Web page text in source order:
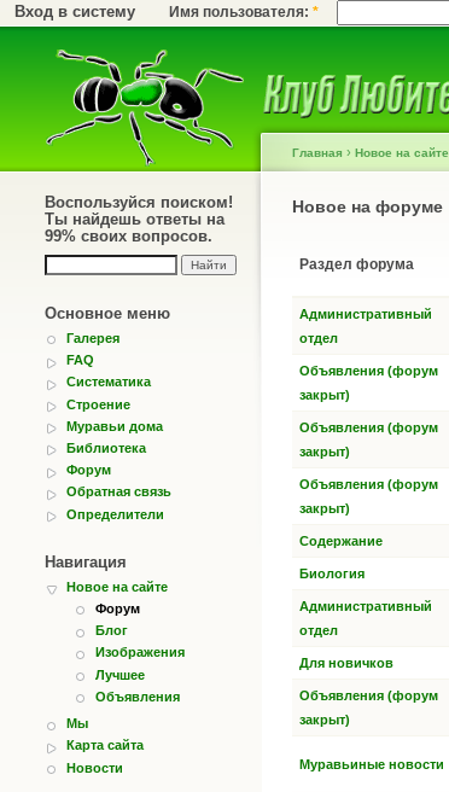
Вход в систему Имя пользователя:*
Воспользуйся поиском!
Ты найдешь ответы на
99% своих вопросов.
Основное меню
Галерея
FAQ
Систематика
Строение
Муравьи дома
Библиотека
Форум
Обратная связь
Определители
Навигация
Новое на сайте
Форум
Блог
Изображения
Лучшее
Объявления
Мы
Карта сайта
Новости
Главная › Новое на сайте
Новое на форуме
Раздел форума
Административный
отдел
Объявления (форум
закрыт)
Объявления (форум
закрыт)
Объявления (форум
закрыт)
Содержание
Биология
Административный
отдел
Для новичков
Объявления (форум
закрыт)
Муравьиные новости